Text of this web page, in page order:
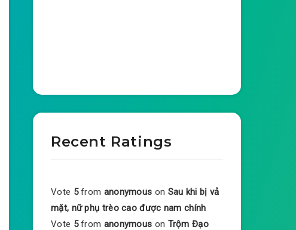
Recent Ratings
Vote 5 from anonymous on Sau khi bị vả
mặt, nữ phụ trèo cao được nam chính
Vote 5 from anonymous on Trộm Đạo